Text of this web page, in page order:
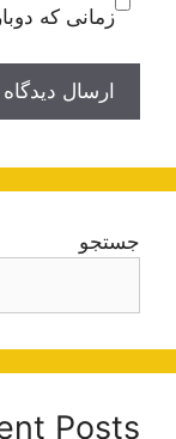
زمانی که
جستجو
Posts